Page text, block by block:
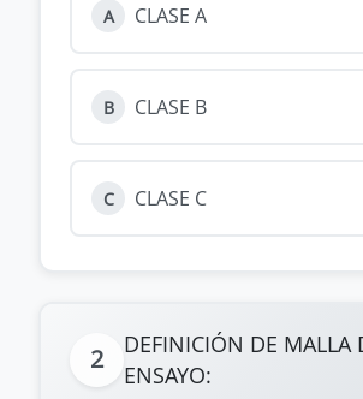
A CLASE A
B CLASE B
C CLASE C
2
DEFINICIÓN DE MALLA
ENSAYO: